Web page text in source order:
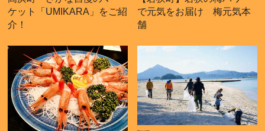
ケット「UMIKARA」をご紹
介！
で元気をお届け 梅元気本
舗